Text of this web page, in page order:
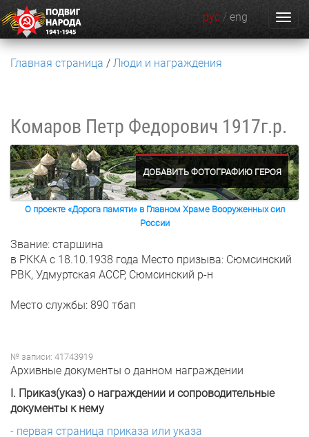
рус / eng
Главная страница Люди и награждения
Комаров Петр Федорович 1917г.р.
ДОБАВИТЬ ФОТОГРАФИЮ ГЕРОЯ
О проекте «Дорога памяти» в Главном Храме Вооруженных сил
России
Звание: старшина
в РККА с 18.10.1938 года Место призыва: Сюмсинский
РВК, Удмуртская АССР, Сюмсинский р-н
Место службы: 890 тбап
№ записи: 41743919
Архивные документы о данном награждении
I. Приказ(указ) о награждении и сопроводительные
документы к нему
- первая страница приказа или указа